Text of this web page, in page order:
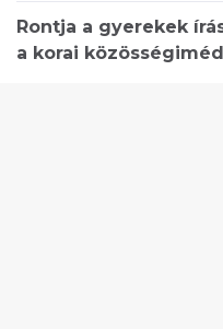
Rontja a gyerekek
a korai